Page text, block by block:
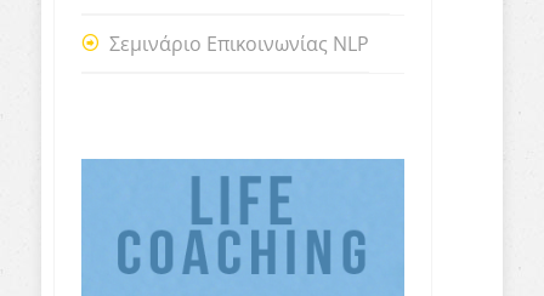
Σεμινάριο Επικοινωνίας NLP